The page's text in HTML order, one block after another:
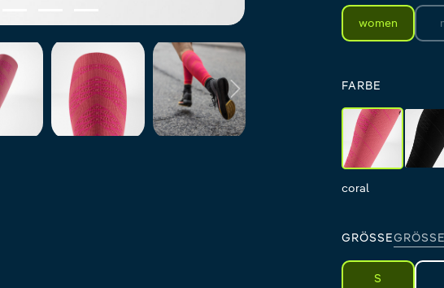
women
FARBE
coral
coral
GRÖSSE
S